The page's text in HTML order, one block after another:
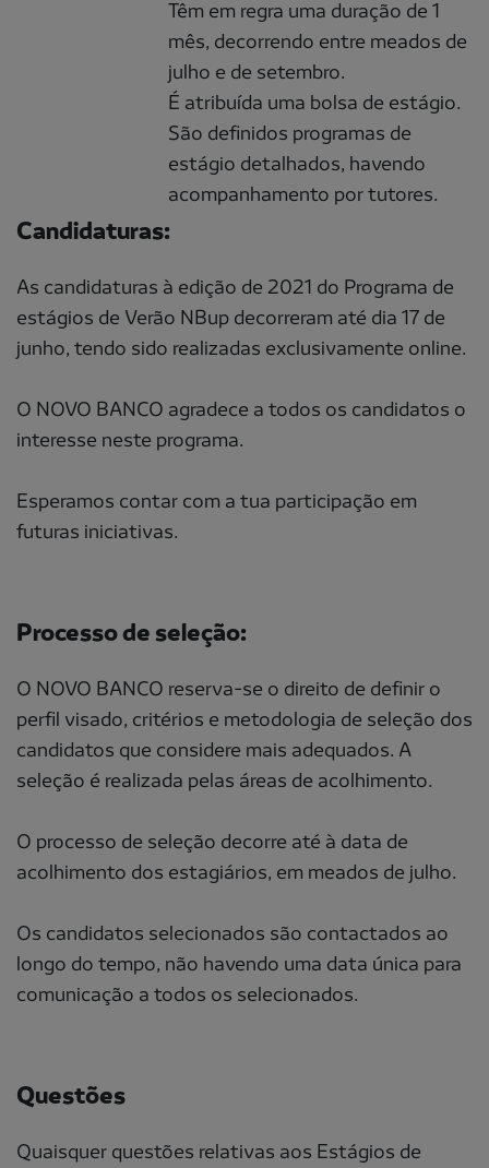
Têm em regra uma duração de 1
mês, decorrendo entre meados de
julho e de setembro.
É atribuída uma bolsa de estágio.
São definidos programas de
estágio detalhados, havendo
acompanhamento por tutores.
Candidaturas:
As candidaturas à edição de 2021 do Programa de
estágios de Verão NBup decorreram até dia 17 de
junho, tendo sido realizadas exclusivamente online.
O NOVO BANCO agradece a todos os candidatos o
interesse neste programa.
Esperamos contar com a tua participação em
futuras iniciativas.
Processo de seleção:
O NOVO BANCO reserva-se o direito de definir o
perfil visado, critérios e metodologia de seleção dos
candidatos que considere mais adequados. A
seleção é realizada pelas áreas de acolhimento.
O processo de seleção decorre até à data de
acolhimento dos estagiários, em meados de julho.
Os candidatos selecionados são contactados ao
longo do tempo, não havendo uma data única para
comunicação a todos os selecionados.
Questões
Quaisquer questões relativas aos Estágios de